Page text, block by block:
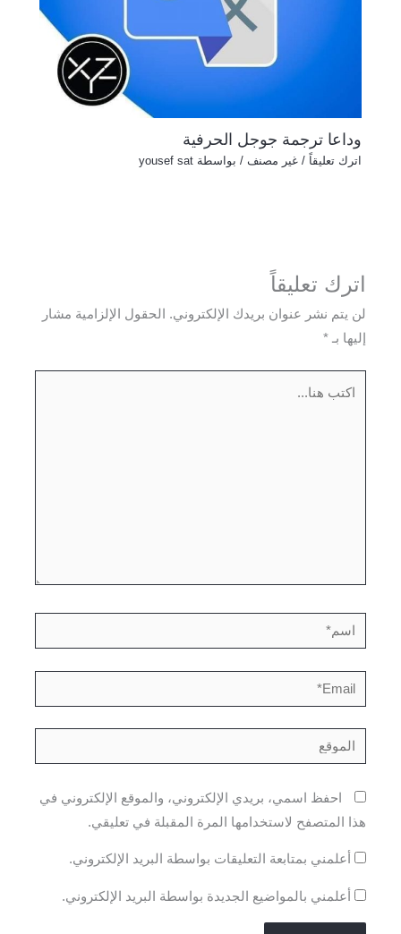
وداعا ترجمة جوجل الحرفية
اترك تعليقاً /غير مصنف / بواسطة yousef sat
اترك تعليقاً
لن يتم نشر عنوان بريدك الإلكتروني.
الحقول الإلزامية مشار
إليها بـ*
اسم*
Email*
الموقع
احفظ اسمي، بريدي الإلكتروني، والموقع الإلكتروني في
هذا المتصفح لاستخدامها المرة المقبلة في تعليقي.
أعلمني بمتابعة التعليقات بواسطة البريد الإلكتروني.
أعلمني بالمواضيع الجديدة بواسطة البريد الإلكتروني.